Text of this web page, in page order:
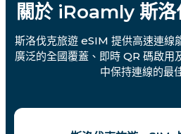
關於 iRoamly 斯洛
斯洛伐克旅遊 eSIM 提供高速連線
廣泛的全國覆蓋、即時 QR 碼啟用
中保持連線的最